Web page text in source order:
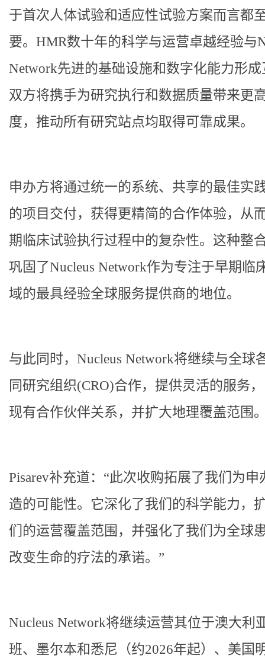
于首次人体试验和适应性试验方案而言都
要。HMR数十年的科学与运营卓越经验与
Network先进的基础设施和数字化能力形
双方将携手为研究执行和数据质量带来更
度，推动所有研究站点均取得可靠成果。
申办方将通过统一的系统、共享的最佳实
的项目交付，获得更精简的合作体验，从
期临床试验执行过程中的复杂性。这种整
巩固了Nucleus Network作为专注于早期临
域的最具经验全球服务提供商的地位。
与此同时，Nucleus Network将继续与全球
同研究组织(CRO)合作，提供灵活的服务
现有合作伙伴关系，并扩大地理覆盖范围
Pisarev补充道：“此次收购拓展了我们为申
造的可能性。它深化了我们的科学能力，
们的运营覆盖范围，并强化了我们为全球
改变生命的疗法的承诺。”
Nucleus Network将继续运营其位于澳大利
班、墨尔本和悉尼（约2026年起）、美国